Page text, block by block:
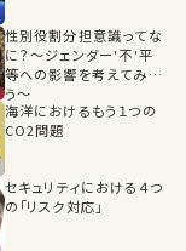
性別役割分担意識ってな
に？～ジェンダー'不'平
等への影響を考えてみよ
う～
海洋におけるもう１つの
CO2問題
セキュリティにおける４つ
の「リスク対応」